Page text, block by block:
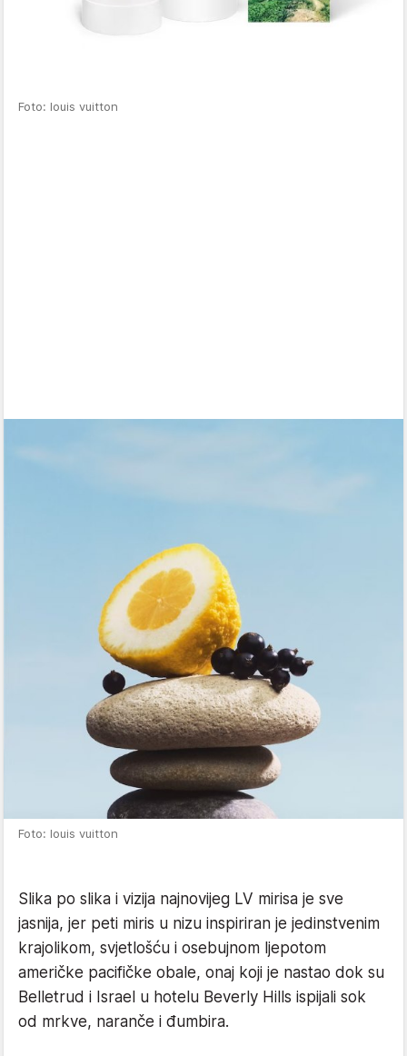
Foto: louis vuitton
Foto: louis vuitton
Slika po slika i vizija najnovijeg LV mirisa je sve
jasnija, jer peti miris u nizu inspiriran je jedinstvenim
krajolikom, svjetlošću i osebujnom ljepotom
američke pacifičke obale, onaj koji je nastao dok su
Belletrud i Israel u hotelu Beverly Hills ispijali sok
od mrkve, naranče i đumbira.